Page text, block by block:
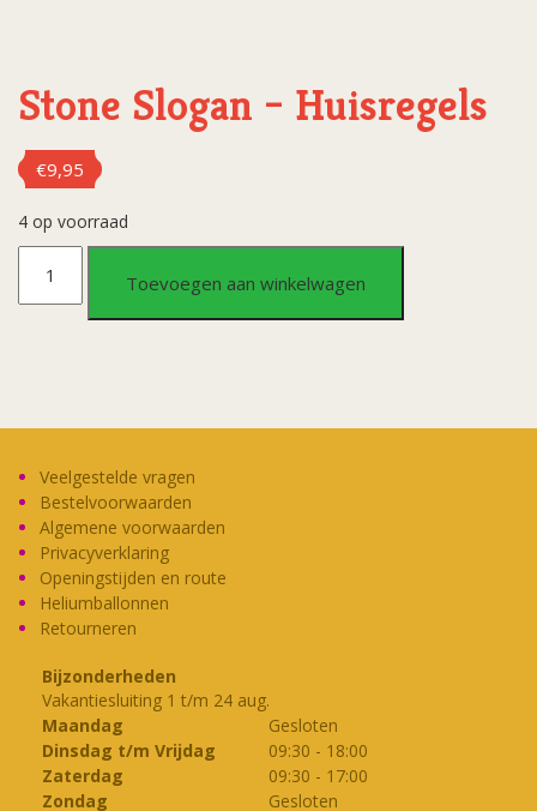
Stone Slogan – Huisregels
€9,95
4 op voorraad
Stone
Huisregels
aantal
Toevoegen aan winkelwagen
Veelgestelde vragen
Bestelvoorwaarden
Algemene voorwaarden
Privacyverklaring
Openingstijden en route
Heliumballonnen
Retourneren
Bijzonderheden
Vakantiesluiting 1 t/m 24 aug.
Maandag
Gesloten
Dinsdag t/m Vrijdag
09:30 - 18:00
Zaterdag
09:30 - 17:00
Zondag
Gesloten